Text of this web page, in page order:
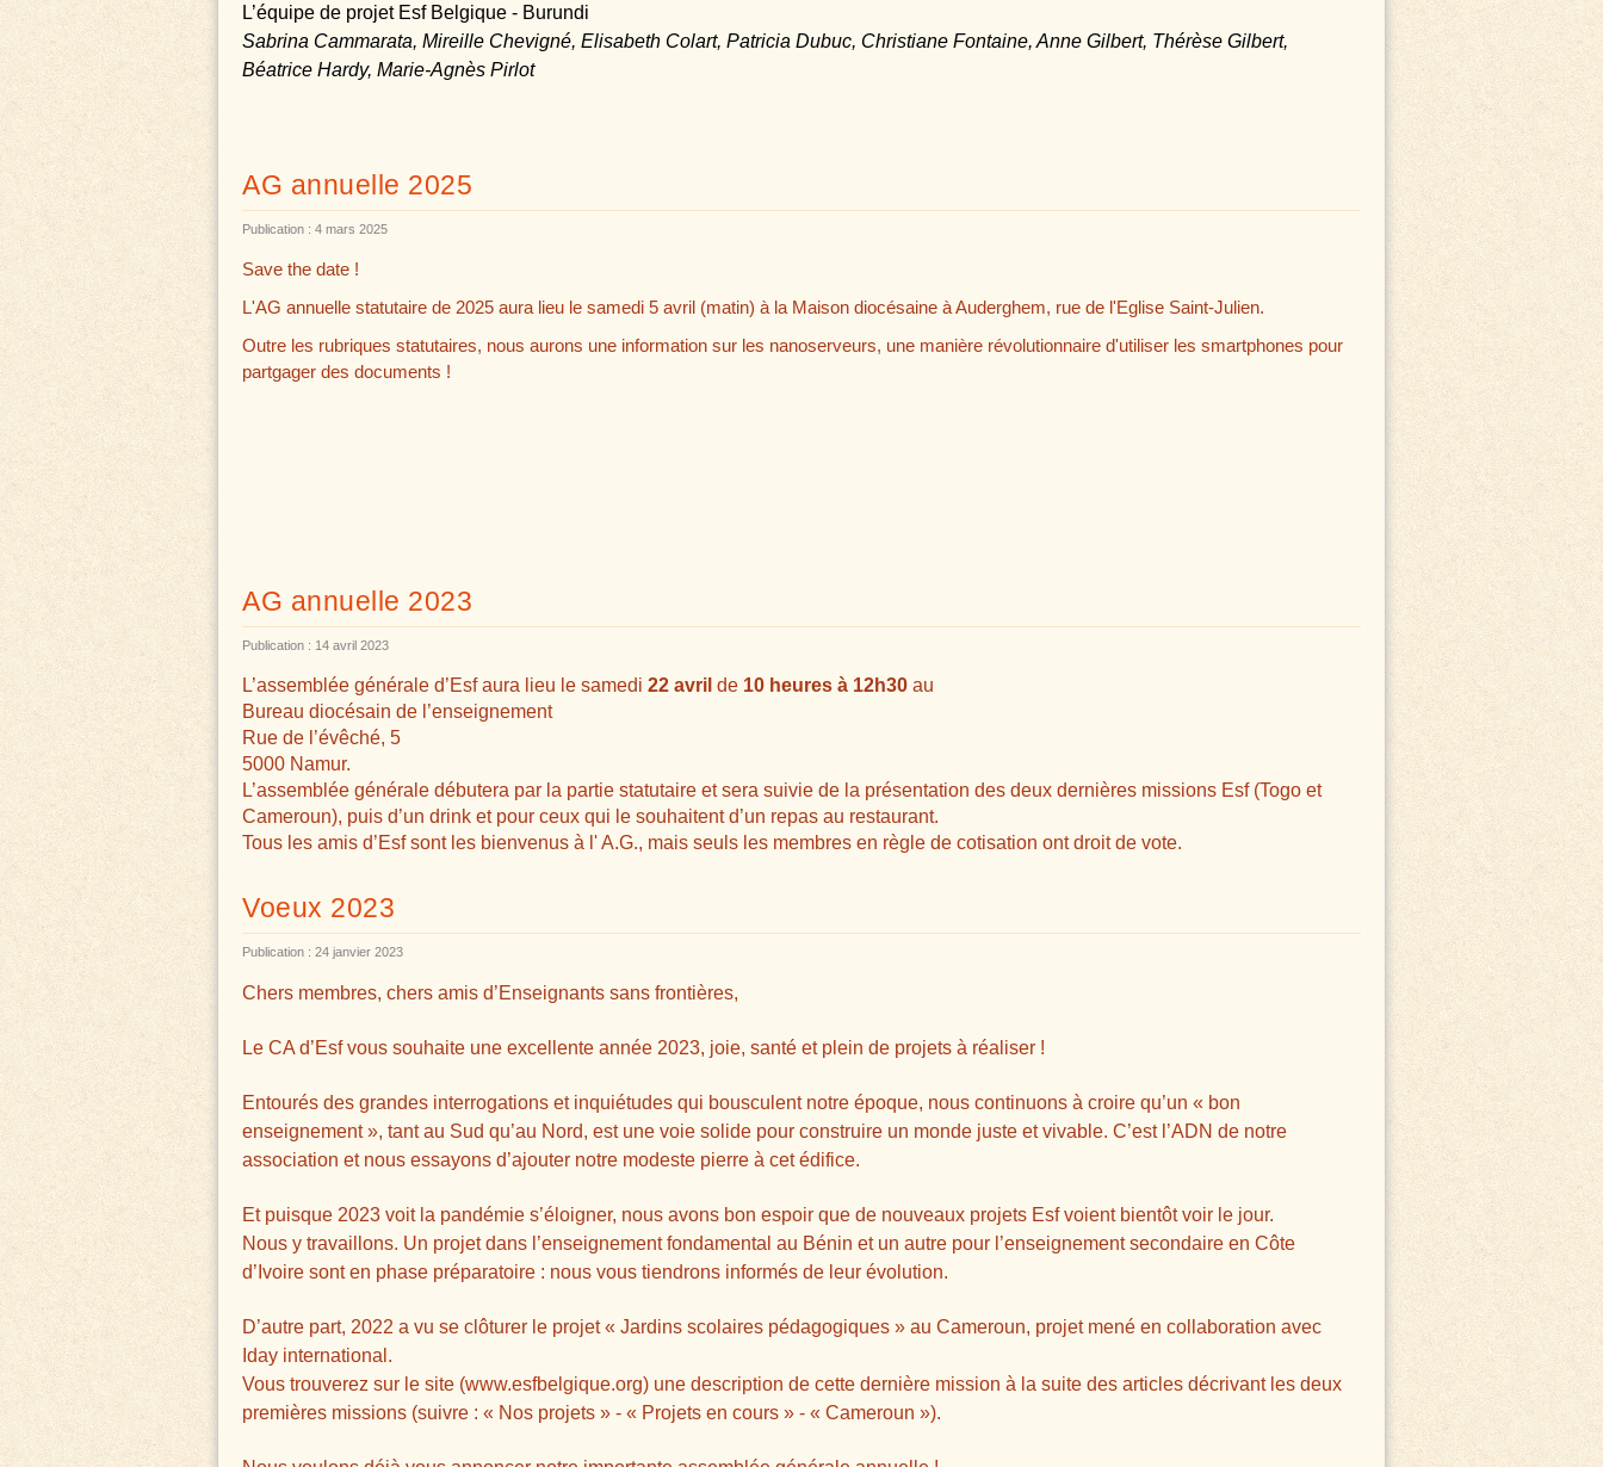
L’équipe de projet Esf Belgique - Burundi
Sabrina Cammarata, Mireille Chevigné, Elisabeth Colart, Patricia Dubuc, Christiane Fontaine, Anne Gilbert, Thérèse Gilbert,
Béatrice Hardy, Marie-Agnès Pirlot
AG annuelle 2025
Publication : 4 mars 2025
Save the date !
L'AG annuelle statutaire de 2025 aura lieu le samedi 5 avril (matin) à la Maison diocésaine à Auderghem, rue de l'Eglise Saint-Julien.
Outre les rubriques statutaires, nous aurons une information sur les nanoserveurs, une manière révolutionnaire d'utiliser les smartphones pour
partgager des documents !
AG annuelle 2023
Publication : 14 avril 2023
L’assemblée générale d’Esf aura lieu le samedi 22 avril de 10 heures à 12h30 au
Bureau diocésain de l’enseignement
Rue de l’évêché, 5
5000 Namur.
L’assemblée générale débutera par la partie statutaire et sera suivie de la présentation des deux dernières missions Esf (Togo et
Cameroun), puis d’un drink et pour ceux qui le souhaitent d’un repas au restaurant.
Tous les amis d’Esf sont les bienvenus à l' A.G., mais seuls les membres en règle de cotisation ont droit de vote.
Voeux 2023
Publication : 24 janvier 2023
Chers membres, chers amis d’Enseignants sans frontières,
Le CA d’Esf vous souhaite une excellente année 2023, joie, santé et plein de projets à réaliser !
Entourés des grandes interrogations et inquiétudes qui bousculent notre époque, nous continuons à croire qu’un « bon
enseignement », tant au Sud qu’au Nord, est une voie solide pour construire un monde juste et vivable. C’est l’ADN de notre
association et nous essayons d’ajouter notre modeste pierre à cet édifice.
Et puisque 2023 voit la pandémie s’éloigner, nous avons bon espoir que de nouveaux projets Esf voient bientôt voir le jour.
Nous y travaillons. Un projet dans l’enseignement fondamental au Bénin et un autre pour l’enseignement secondaire en Côte
d’Ivoire sont en phase préparatoire : nous vous tiendrons informés de leur évolution.
D’autre part, 2022 a vu se clôturer le projet « Jardins scolaires pédagogiques » au Cameroun, projet mené en collaboration avec
Iday international.
Vous trouverez sur le site (www.esfbelgique.org) une description de cette dernière mission à la suite des articles décrivant les deux
premières missions (suivre : « Nos projets » - « Projets en cours » - « Cameroun »).